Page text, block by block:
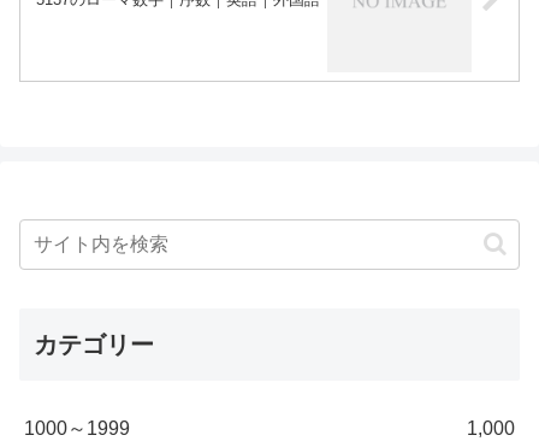
カテゴリー
1000～1999 1,000